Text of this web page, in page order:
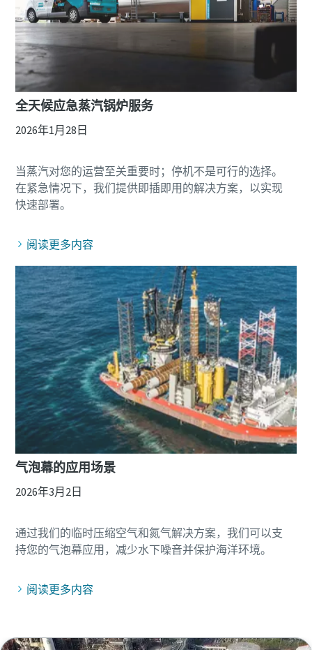
全天候应急蒸汽锅炉服务
2026年1月28日
当蒸汽对您的运营至关重要时；停机不是可行的选择。
在紧急情况下，我们提供即插即用的解决方案，以实现
阅读更多内容
气泡幕的应用场景
2026年3月2日
通过我们的临时压缩空气和氮气解决方案，我们可以支
阅读更多内容